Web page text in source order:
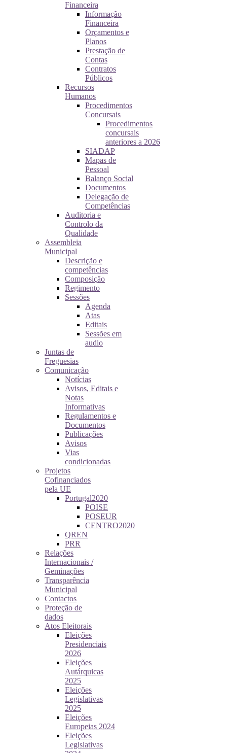
Financeira
Informação
Financeira
Orçamentos e
Planos
Prestação de
Contas
Contratos
Públicos
Recursos
Humanos
Procedimentos
Concursais
Procedimentos
concursais
anteriores a 2026
SIADAP
Mapas de
Pessoal
Balanço Social
Documentos
Delegação de
Competências
Auditoria e
Controlo da
Qualidade
Assembleia
Municipal
Descrição e
competências
Composição
Regimento
Sessões
Agenda
Atas
Editais
Sessões em
audio
Juntas de
Freguesias
Comunicação
Notícias
Avisos, Editais e
Notas
Informativas
Regulamentos e
Documentos
Publicações
Avisos
Vias
condicionadas
Projetos
Cofinanciados
pela UE
Portugal2020
POISE
POSEUR
CENTRO2020
QREN
PRR
Relações
Internacionais /
Geminações
Transparência
Municipal
Contactos
Proteção de
dados
Atos Eleitorais
Eleições
Presidenciais
2026
Eleições
Autárquicas
2025
Eleições
Legislativas
2025
Eleições
Europeias 2024
Eleições
Legislativas